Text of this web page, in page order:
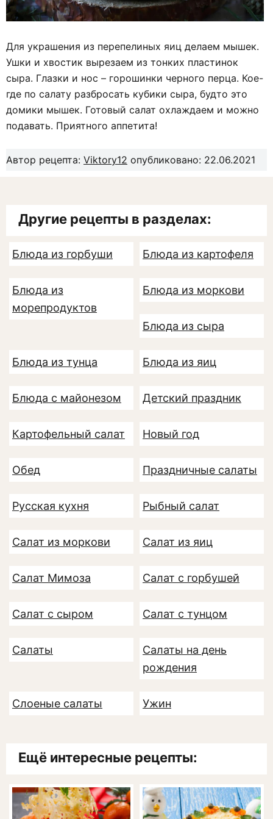
Для украшения из перепелиных яиц делаем мышек.
Ушки и хвостик вырезаем из тонких пластинок
сыра. Глазки и нос – горошинки черного перца. Кое-
где по салату разбросать кубики сыра, будто это
домики мышек. Готовый салат охлаждаем и можно
подавать. Приятного аппетита!
Автор рецепта: Viktory12 опубликовано: 22.06.2021
Другие рецепты в разделах:
Блюда из горбуши Блюда из картофеля
Блюда из
морепродуктов
Блюда из моркови
Блюда из сыра
Блюда из тунца Блюда из яиц
Блюда с майонезом Детский праздник
Картофельный салат Новый год
Обед Праздничные салаты
Русская кухня Рыбный салат
Салат из моркови Салат из яиц
Салат Мимоза Салат с горбушей
Салат с сыром Салат с тунцом
Салаты
Салаты на день
рождения
Слоеные салаты Ужин
Ещё интересные рецепты: